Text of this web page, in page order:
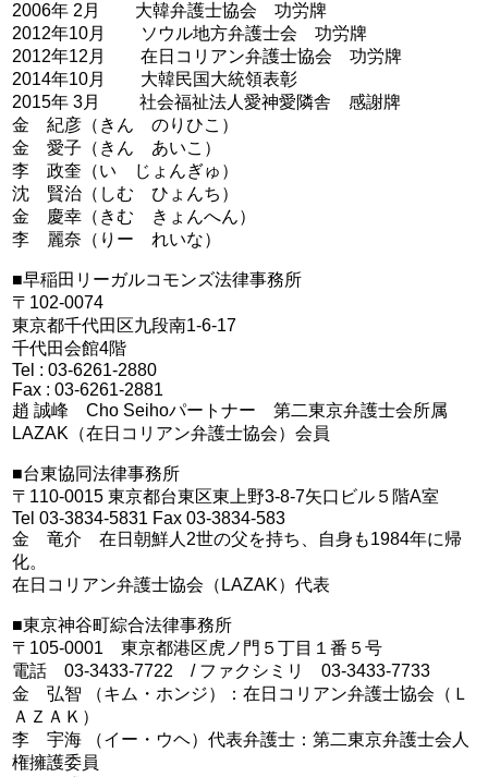
2006年 2月 大韓弁護士協会 功労牌
2012年10月 ソウル地方弁護士会 功労牌
2012年12月 在日コリアン弁護士協会 功労牌
2014年10月 大韓民国大統領表彰
2015年 3月 社会福祉法人愛神愛隣舎 感謝牌
金 紀彦（きん のりひこ）
金 愛子（きん あいこ）
李 政奎（い じょんぎゅ）
沈 賢治（しむ ひょんち）
金 慶幸（きむ きょんへん）
李 麗奈（りー れいな）
■早稲田リーガルコモンズ法律事務所
〒102-0074
東京都千代田区九段南1-6-17
千代田会館4階
Tel : 03-6261-2880
Fax : 03-6261-2881
趙 誠峰 Cho Seihoパートナー 第二東京弁護士会所属
LAZAK（在日コリアン弁護士協会）会員
■台東協同法律事務所
〒110-0015 東京都台東区東上野3-8-7矢口ビル５階A室
Tel 03-3834-5831 Fax 03-3834-583
金 竜介 在日朝鮮人2世の父を持ち、自身も1984年に帰
化。
在日コリアン弁護士協会（LAZAK）代表
■東京神谷町綜合法律事務所
〒105-0001 東京都港区虎ノ門５丁目１番５号
電話 03-3433-7722 / ファクシミリ 03-3433-7733
金 弘智 （キム・ホンジ）：在日コリアン弁護士協会（Ｌ
ＡＺＡＫ）
李 宇海 （イー・ウヘ）代表弁護士：第二東京弁護士会人
権擁護委員